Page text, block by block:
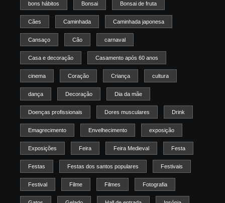
bons hábitos Bonsai Bonsai de fruta
Cães Caminhada Caminhada japonesa
Cansaço Cão carnaval
Casa e decoração Casamento após 60 anos
cinema Coração Criança cultura
dança Decoração Dia da mãe
Doenças profissionais Dores musculares Drink
Emagrecimento Envelhecimento exposição
Exposições Feira Feira Medieval Festa
Festas Festas dos santos populares Festivais
Festival Filme Filmes Fotografia